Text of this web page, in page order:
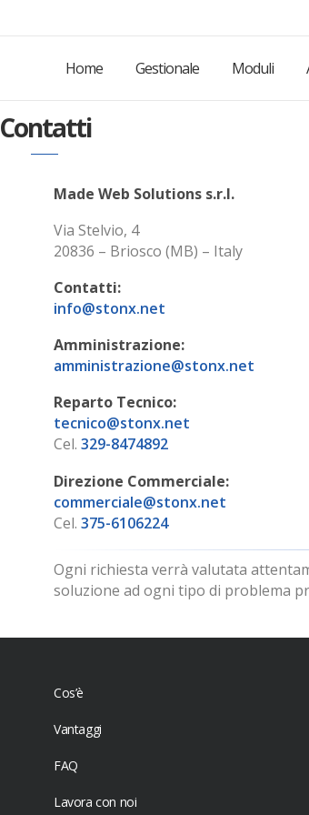
Home Gestionale Moduli
Contatti
Made Web Solutions s.r.l.
Via Stelvio, 4
20836 – Briosco (MB) – Italy
Contatti:
info@stonx.net
Amministrazione:
amministrazione@stonx.net
Reparto Tecnico:
tecnico@stonx.net
Cel. 329-8474892
Direzione Commerciale:
commerciale@stonx.net
Cel. 375-6106224
Ogni richiesta verrà valutata
soluzione ad ogni tipo di problema
Cos’è
Vantaggi
FAQ
Lavora con noi